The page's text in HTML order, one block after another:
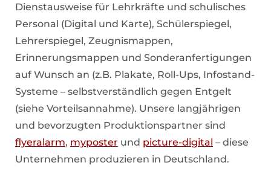
Dienstausweise für Lehrkräfte und schulisches
Personal (Digital und Karte), Schülerspiegel,
Lehrerspiegel, Zeugnismappen,
Erinnerungsmappen und Sonderanfertigungen
auf Wunsch an (z.B. Plakate, Roll-Ups, Infostand-
Systeme – selbstverständlich gegen Entgelt
(siehe Vorteilsannahme). Unsere langjährigen
und bevorzugten Produktionspartner sind
flyeralarm, myposter und picture-digital – diese
Unternehmen produzieren in Deutschland.